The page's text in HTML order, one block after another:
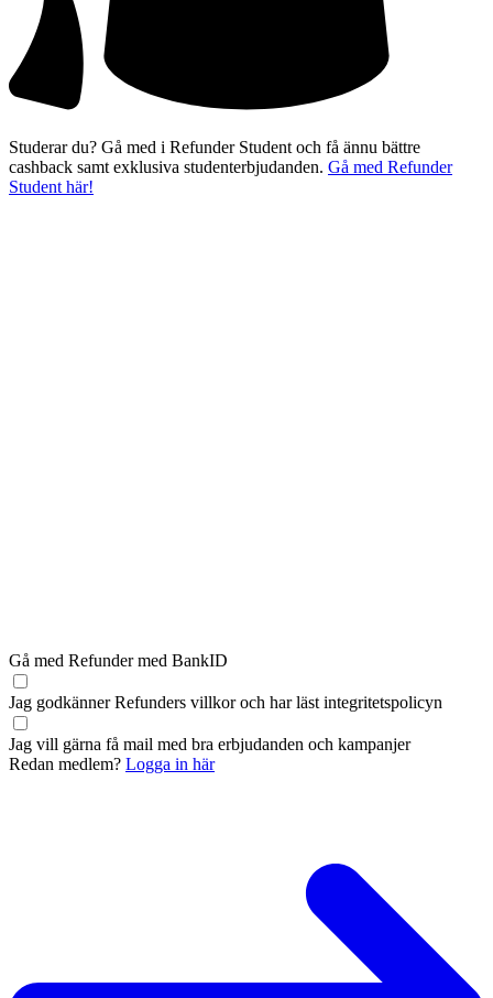
Studerar du? Gå med i Refunder Student och få ännu bättre
cashback samt exklusiva studenterbjudanden. Gå med Refunder
Student här!
Gå med Refunder med BankID
Jag godkänner Refunders villkoroch har läst integritetspolicyn
Jag vill gärna få mail med bra erbjudanden och kampanjer
Redan medlem? Logga in här